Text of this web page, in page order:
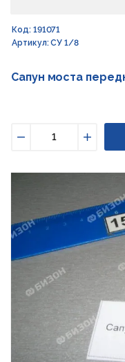
Код: 191071
Артикул: СУ 1/8
Сапун моста